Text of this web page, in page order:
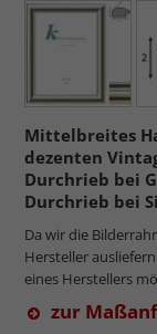
Mittelbreites
dezenten
Durchrieb bei
Durchrieb bei
Da wir die
Hersteller
eines Herstellers
zur